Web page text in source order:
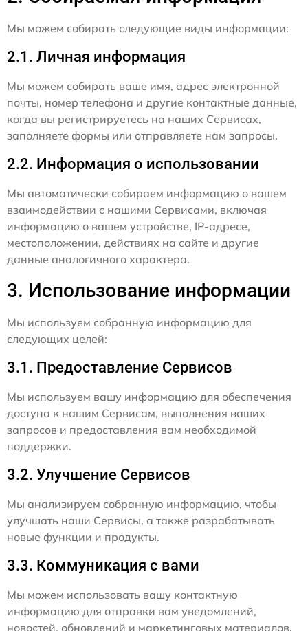
Мы можем собирать следующие виды информации:
2.1. Личная информация
Мы можем собирать ваше имя, адрес электронной
почты, номер телефона и другие контактные данные,
когда вы регистрируетесь на наших Сервисах,
заполняете формы или отправляете нам запросы.
2.2. Информация о использовании
Мы автоматически собираем информацию о вашем
взаимодействии с нашими Сервисами, включая
информацию о вашем устройстве, IP-адресе,
местоположении, действиях на сайте и другие
данные аналогичного характера.
3. Использование информации
Мы используем собранную информацию для
следующих целей:
3.1. Предоставление Сервисов
Мы используем вашу информацию для обеспечения
доступа к нашим Сервисам, выполнения ваших
запросов и предоставления вам необходимой
поддержки.
3.2. Улучшение Сервисов
Мы анализируем собранную информацию, чтобы
улучшать наши Сервисы, а также разрабатывать
новые функции и продукты.
3.3. Коммуникация с вами
Мы можем использовать вашу контактную
информацию для отправки вам уведомлений,
новостей, обновлений и маркетинговых материалов,